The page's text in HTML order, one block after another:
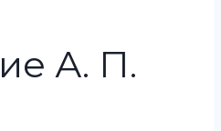
А. П.